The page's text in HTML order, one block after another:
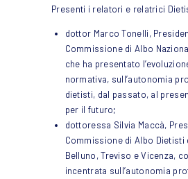
Presenti i relatori e relatrici
dottor Marco Tonelli,
Commissione di Albo
che ha presentato
normativa, sull’autonomia
dietisti, dal passato, al
per il futuro;
dottoressa Silvia Maccà,
Commissione di Albo Dietisti
Belluno, Treviso e Vicenza,
incentrata sull’autonomia